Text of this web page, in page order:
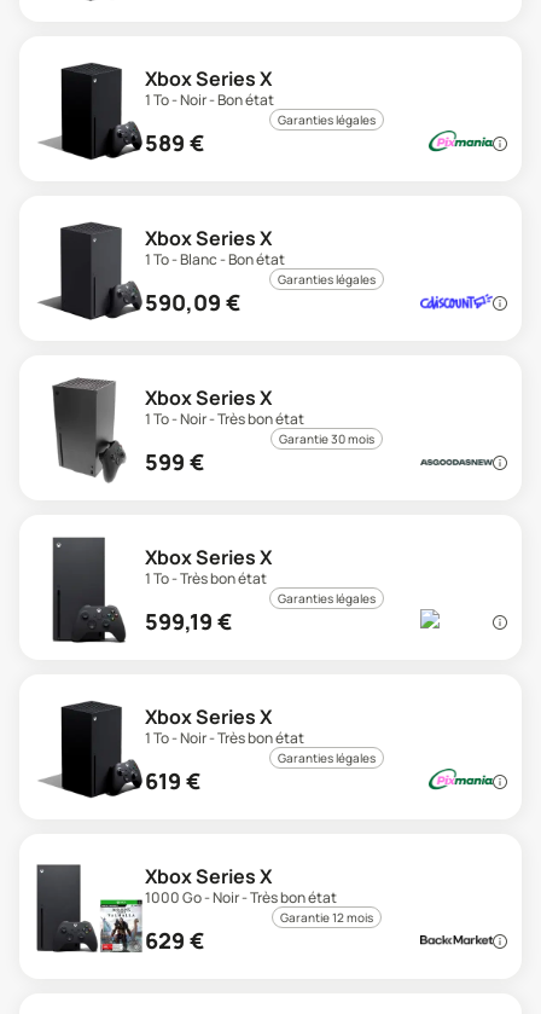
Xbox Series X
1 To - Noir - Bon état
Garanties légales
589 €
Xbox Series X
1 To - Blanc - Bon état
Garanties légales
590,09 €
Xbox Series X
1 To - Noir - Très bon état
Garantie 30 mois
599 €
Xbox Series X
1 To - Très bon état
Garanties légales
599,19 €
Xbox Series X
1 To - Noir - Très bon état
Garanties légales
619 €
Xbox Series X
1000 Go - Noir - Très bon état
Garantie 12 mois
629 €